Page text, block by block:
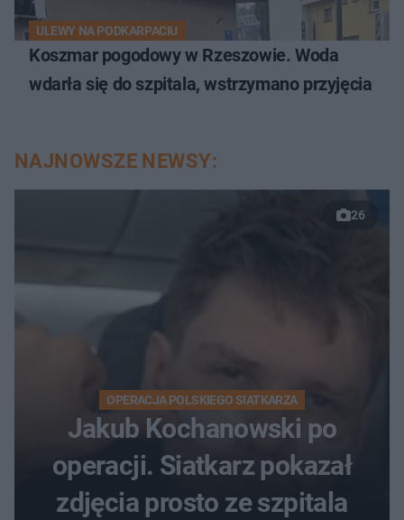
ULEWY NA PODKARPACIU
Koszmar pogodowy w Rzeszowie. Woda
wdarła się do szpitala, wstrzymano przyjęcia
NAJNOWSZE NEWSY:
26
OPERACJA POLSKIEGO SIATKARZA
Jakub Kochanowski po
operacji. Siatkarz pokazał
zdjęcia prosto ze szpitala